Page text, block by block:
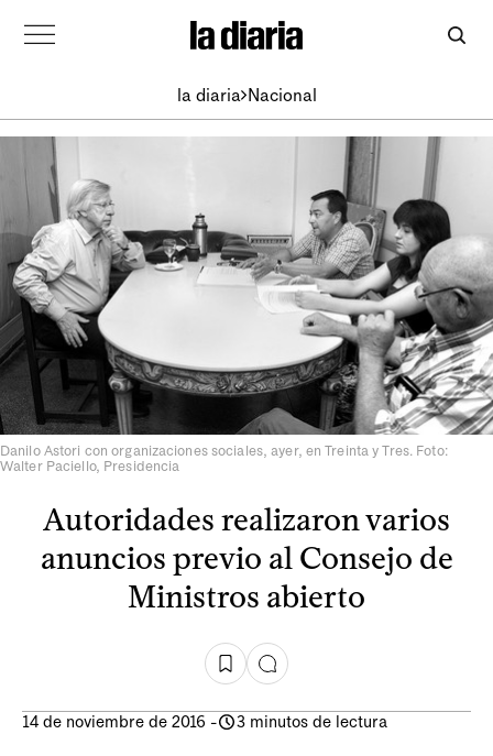
la diaria Nacional
Danilo Astori con organizaciones sociales, ayer, en Treinta y Tres. Foto:
Walter Paciello, Presidencia
Autoridades realizaron varios
anuncios previo al Consejo de
Ministros abierto
14 de noviembre de 2016 - 3 minutos de lectura